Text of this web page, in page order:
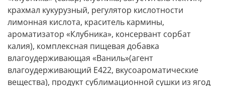
крахмал кукурузный, регулятор кислотности
лимонная кислота, краситель кармины,
ароматизатор «Клубника», консервант сорбат
калия), комплексная пищевая добавка
влагоудерживающая «Ваниль»(агент
влагоудерживающий Е422, вкусоароматические
вещества), продукт сублимационной сушки из ягод